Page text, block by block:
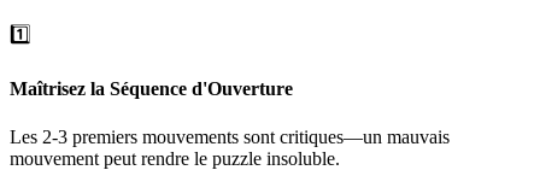
1️⃣
Maîtrisez la Séquence d'Ouverture
Les 2-3 premiers mouvements sont critiques—un mauvais
mouvement peut rendre le puzzle insoluble.